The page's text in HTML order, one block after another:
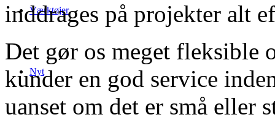
Værktøjer
Nyt
inddrages på projekter alt
Det gør os meget fleksible
kunder en god service
uanset om det er små eller